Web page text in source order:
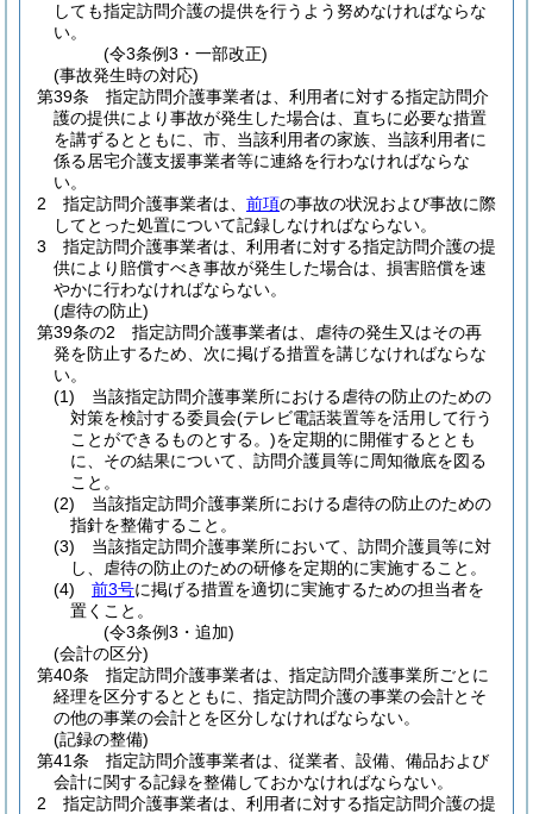
しても指定訪問介護の提供を行うよう努めなければならな
い。
(令3条例3・一部改正)
(事故発生時の対応)
第39条
指定訪問介護事業者は、利用者に対する指定訪問介
護の提供により事故が発生した場合は、直ちに必要な措置
を講ずるとともに、市、当該利用者の家族、当該利用者に
係る居宅介護支援事業者等に連絡を行わなければならな
い。
2
指定訪問介護事業者は、 前項の事故の状況および事故に際
してとった処置について記録しなければならない。
3
指定訪問介護事業者は、利用者に対する指定訪問介護の提
供により賠償すべき事故が発生した場合は、損害賠償を速
やかに行わなければならない。
(虐待の防止)
第39条の2
指定訪問介護事業者は、虐待の発生又はその再
発を防止するため、次に掲げる措置を講じなければならな
い。
(1)
当該指定訪問介護事業所における虐待の防止のための
対策を検討する委員会(テレビ電話装置等を活用して行う
ことができるものとする。)を定期的に開催するととも
に、その結果について、訪問介護員等に周知徹底を図る
こと。
(2)
当該指定訪問介護事業所における虐待の防止のための
指針を整備すること。
(3)
当該指定訪問介護事業所において、訪問介護員等に対
し、虐待の防止のための研修を定期的に実施すること。
(4)
前3号に掲げる措置を適切に実施するための担当者を
置くこと。
(令3条例3・追加)
(会計の区分)
第40条
指定訪問介護事業者は、指定訪問介護事業所ごとに
経理を区分するとともに、指定訪問介護の事業の会計とそ
の他の事業の会計とを区分しなければならない。
(記録の整備)
第41条
指定訪問介護事業者は、従業者、設備、備品および
会計に関する記録を整備しておかなければならない。
2
指定訪問介護事業者は、利用者に対する指定訪問介護の提